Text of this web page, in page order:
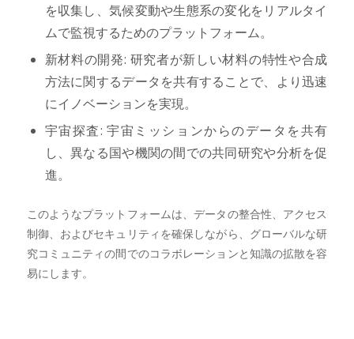
を収集し、気候変動や生態系の変化をリアルタイ
ムで監視するためのプラットフォーム。
新材料の開発: 研究者が新しい材料の特性や合成
方法に関するデータを共有することで、より迅速
にイノベーションを実現。
宇宙探査: 宇宙ミッションからのデータを共有
し、異なる国や機関の間での共同研究や分析を促
進。
このようなプラットフォームは、データの整合性、アクセス
制御、およびセキュリティを確保しながら、グローバルな研
究コミュニティの間でのコラボレーションと知識の拡散を容
易にします。